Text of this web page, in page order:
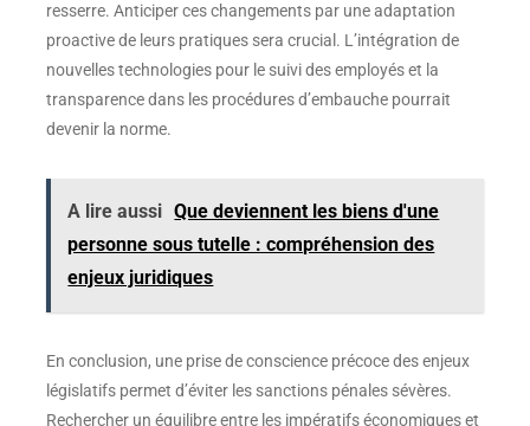
resserre. Anticiper ces changements par une adaptation
proactive de leurs pratiques sera crucial. L’intégration de
nouvelles technologies pour le suivi des employés et la
transparence dans les procédures d’embauche pourrait
devenir la norme.
A lire aussi Que deviennent les biens d'une
personne sous tutelle : compréhension des
enjeux juridiques
En conclusion, une prise de conscience précoce des enjeux
législatifs permet d’éviter les sanctions pénales sévères.
Rechercher un équilibre entre les impératifs économiques et